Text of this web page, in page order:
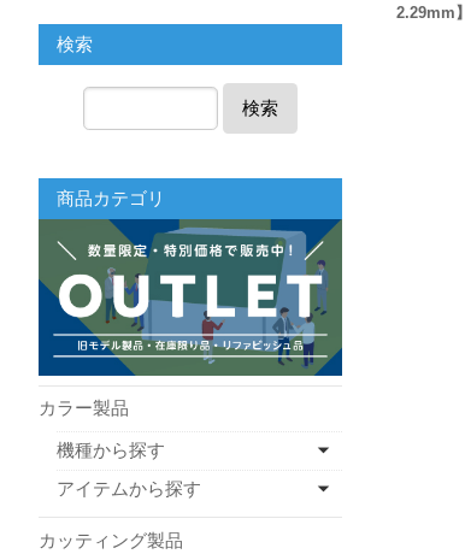
2.29mm
検索
検索
商品カテゴリ
カラー製品
機種から探す
アイテムから探す
カッティング製品